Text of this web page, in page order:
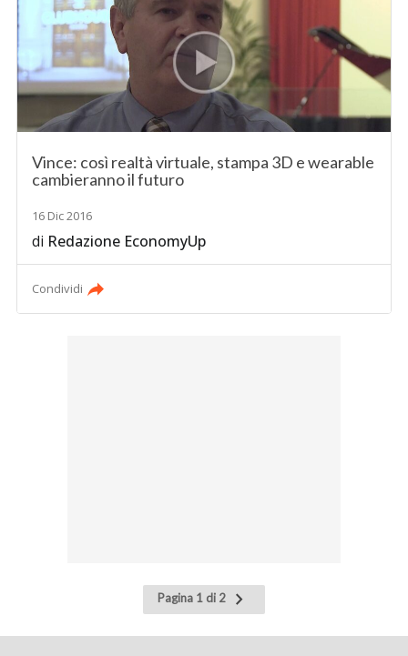
Vince: così realtà virtuale, stampa 3D e wearable
cambieranno il futuro
16 Dic 2016
di Redazione EconomyUp
Condividi
Pagina 1 di 2
Pagina
successiva